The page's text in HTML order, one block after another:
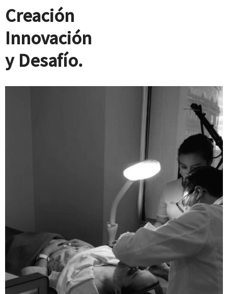
Creación
Innovación
y Desafío.